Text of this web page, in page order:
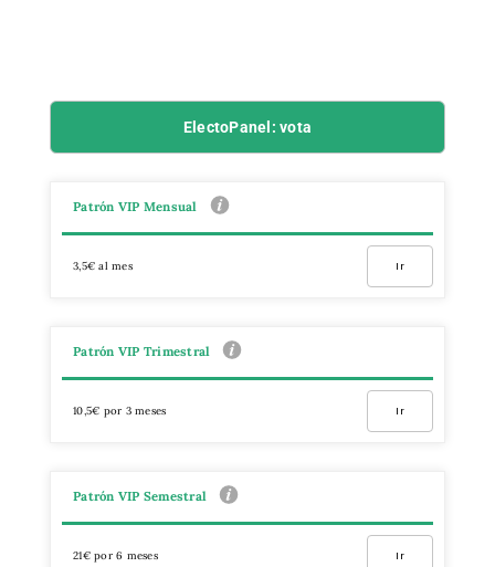
ElectoPanel: vota
Patrón VIP Mensual
3,5€ al mes Ir
Patrón VIP Trimestral
10,5€ por 3 meses Ir
Patrón VIP Semestral
21€ por 6 meses Ir